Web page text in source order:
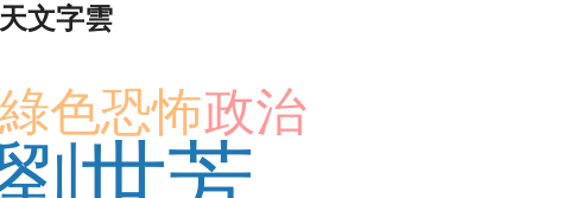
文字雲
綠色恐怖政治